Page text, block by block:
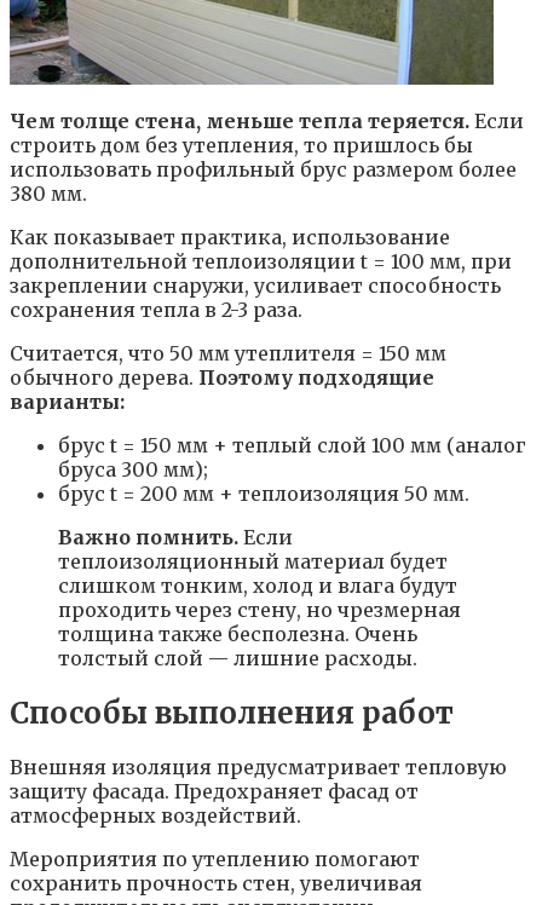
Чем толще стена, меньше тепла теряется. Если
строить дом без утепления, то пришлось бы
использовать профильный брус размером более
380 мм.
Как показывает практика, использование
дополнительной теплоизоляции t = 100 мм, при
закреплении снаружи, усиливает способность
сохранения тепла в 2-3 раза.
Считается, что 50 мм утеплителя = 150 мм
обычного дерева. Поэтому подходящие
варианты:
брус t = 150 мм + теплый слой 100 мм (аналог
бруса 300 мм);
брус t = 200 мм + теплоизоляция 50 мм.
Важно помнить. Если
теплоизоляционный материал будет
слишком тонким, холод и влага будут
проходить через стену, но чрезмерная
толщина также бесполезна. Очень
толстый слой — лишние расходы.
Способы выполнения работ
Внешняя изоляция предусматривает тепловую
защиту фасада. Предохраняет фасад от
атмосферных воздействий.
Мероприятия по утеплению помогают
сохранить прочность стен, увеличивая